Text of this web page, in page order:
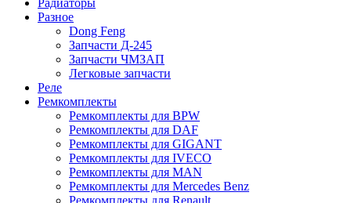
Разное
Dong Feng
Запчасти Д-245
Запчасти ЧМЗАП
Легковые запчасти
Реле
Ремкомплекты
Ремкомплекты для BPW
Ремкомплекты для DAF
Ремкомплекты для GIGANT
Ремкомплекты для IVECO
Ремкомплекты для MAN
Ремкомплекты для Mercedes Benz
Ремкомплекты для Renault